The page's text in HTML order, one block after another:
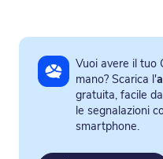
Vuoi avere il tuo
mano? Scarica l'
gratuita, facile
le segnalazioni
smartphone.